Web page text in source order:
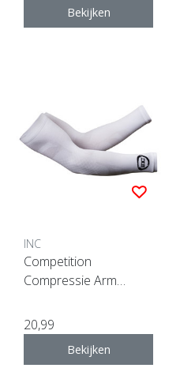
Bekijken
INC
Competition
Compressie Arm
20,99
Bekijken